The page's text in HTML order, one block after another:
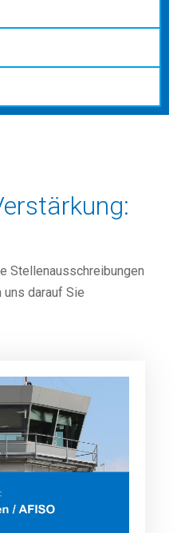
Stellenausschreibungen
uns darauf Sie